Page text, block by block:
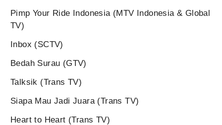
Pimp Your Ride Indonesia (MTV Indonesia & Global
TV)
Inbox (SCTV)
Bedah Surau (GTV)
Talksik (Trans TV)
Siapa Mau Jadi Juara (Trans TV)
Heart to Heart (Trans TV)